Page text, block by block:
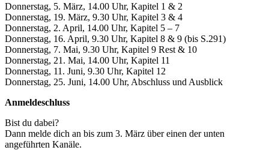
Donnerstag, 5. März, 14.00 Uhr, Kapitel 1 & 2
Donnerstag, 19. März, 9.30 Uhr, Kapitel 3 & 4
Donnerstag, 2. April, 14.00 Uhr, Kapitel 5 – 7
Donnerstag, 16. April, 9.30 Uhr, Kapitel 8 & 9 (bis S.291)
Donnerstag, 7. Mai, 9.30 Uhr, Kapitel 9 Rest & 10
Donnerstag, 21. Mai, 14.00 Uhr, Kapitel 11
Donnerstag, 11. Juni, 9.30 Uhr, Kapitel 12
Donnerstag, 25. Juni, 14.00 Uhr, Abschluss und Ausblick
Anmeldeschluss
Bist du dabei?
Dann melde dich an bis zum 3. März über einen der unten
angeführten Kanäle.